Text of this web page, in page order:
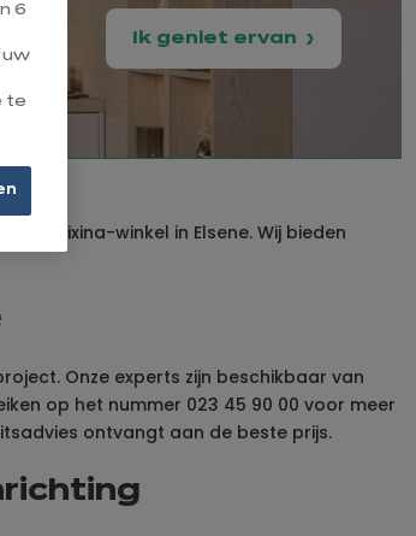
Ik geniet ervan
ixina-winkel in Elsene. Wij bieden
Onze experts zijn beschikbaar van
op het nummer 023 45 90 00 voor meer
ontvangt aan de beste prijs.
6
uw
te